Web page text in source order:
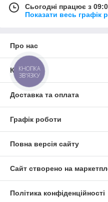
Сьогодні працює з
Показати весь графік
Про нас
Контакти
Доставка та оплата
Графік роботи
Повна версія сайту
Сайт створено на
Політика конфіденційності
КНОПКА
ЗВ'ЯЗКУ